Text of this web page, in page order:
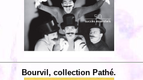
Bourvil, collection Pathé.